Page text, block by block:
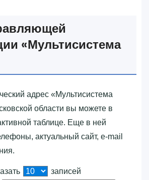
«‎Мультисистема
адрес «‎Мультисистема
области вы можете в
таблице. Еще в ней
актуальный сайт, e-mail
записей